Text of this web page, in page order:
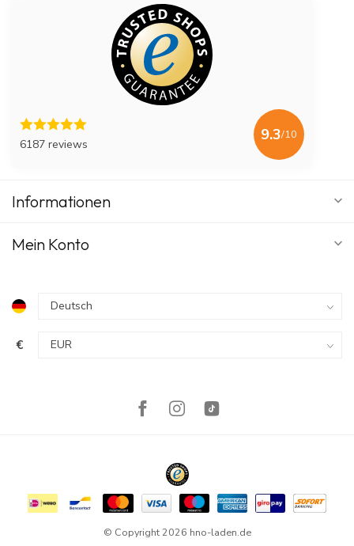
6187 reviews
9.3/10
Informationen
Mein Konto
€
© Copyright 2026 hno-laden.de